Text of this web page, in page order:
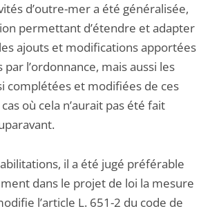
d’outre-mer a été généralisée,
permettant d’étendre et adapter
ajouts et modifications apportées
l’ordonnance, mais aussi les
complétées et modifiées de ces
où cela n’aurait pas été fait
il a été jugé préférable
dans le projet de loi la mesure
l’article L. 651-2 du code de